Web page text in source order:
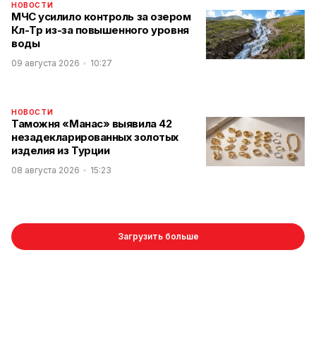
НОВОСТИ
МЧС усилило контроль за озером
Көл-Төр из-за повышенного уровня
воды
09 августа 2026 10:27
НОВОСТИ
Таможня «Манас» выявила 42
незадекларированных золотых
изделия из Турции
08 августа 2026 15:23
Загрузить больше